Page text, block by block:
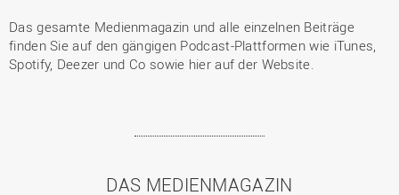
Das gesamte Medienmagazin und alle einzelnen Beiträge
finden Sie auf den gängigen Podcast-Plattformen wie iTunes,
Spotify, Deezer und Co sowie hier auf der Website.
DAS MEDIENMAGAZIN